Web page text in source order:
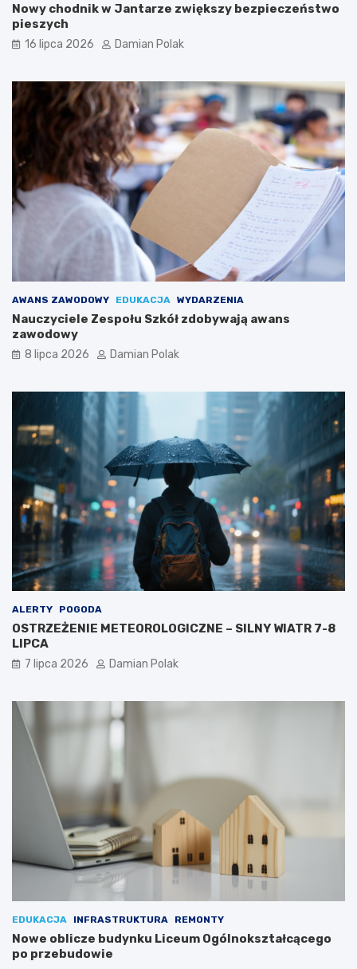
Nowy chodnik w Jantarze zwiększy bezpieczeństwo
pieszych
16 lipca 2026 Damian Polak
AWANS ZAWODOWY EDUKACJA WYDARZENIA
Nauczyciele Zespołu Szkół zdobywają awans
zawodowy
8 lipca 2026 Damian Polak
ALERTY POGODA
OSTRZEŻENIE METEOROLOGICZNE – SILNY WIATR 7-8
LIPCA
7 lipca 2026 Damian Polak
EDUKACJA INFRASTRUKTURA REMONTY
Nowe oblicze budynku Liceum Ogólnokształcącego
po przebudowie